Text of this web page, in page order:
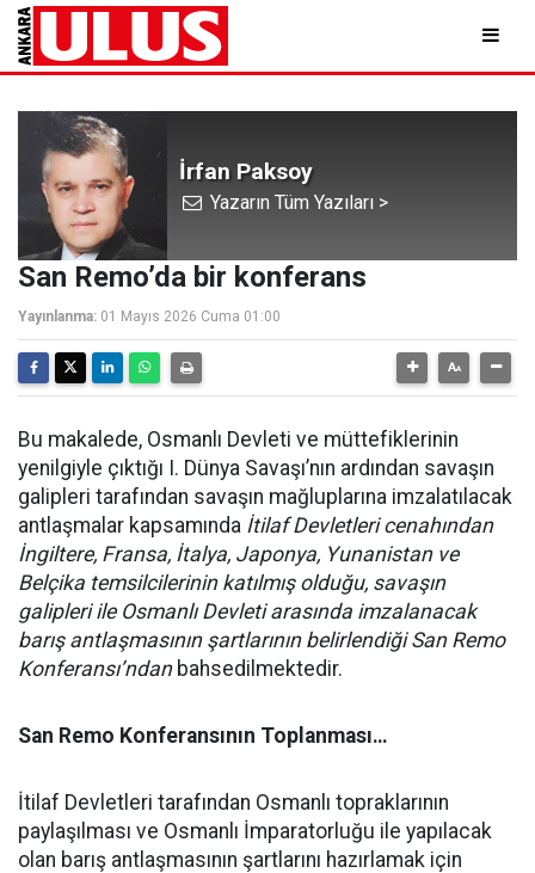
İrfan Paksoy
Yazarın Tüm Yazıları >
San Remo’da bir konferans
Yayınlanma: 01 Mayıs 2026 Cuma 01:00
Bu makalede, Osmanlı Devleti ve müttefiklerinin
yenilgiyle çıktığı I. Dünya Savaşı’nın ardından savaşın
galipleri tarafından savaşın mağluplarına imzalatılacak
antlaşmalar kapsamında İtilaf Devletleri cenahından
İngiltere, Fransa, İtalya, Japonya, Yunanistan ve
Belçika temsilcilerinin katılmış olduğu, savaşın
galipleri ile Osmanlı Devleti arasında imzalanacak
barış antlaşmasının şartlarının belirlendiği San Remo
Konferansı’ndanbahsedilmektedir.
San Remo Konferansının Toplanması…
İtilaf Devletleri tarafından Osmanlı topraklarının
paylaşılması ve Osmanlı İmparatorluğu ile yapılacak
olan barış antlaşmasının şartlarını hazırlamak için